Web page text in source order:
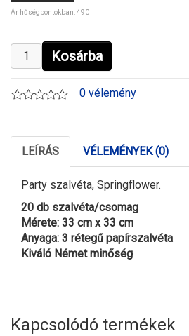
Ár hűségpontokban: 490
Kosárba
0 vélemény
LEÍRÁS VÉLEMÉNYEK (0)
Party szalvéta, Springflower.
20 db szalvéta/csomag
Mérete: 33 cm x 33 cm
Anyaga: 3 rétegű papírszalvéta
Kiváló Német minőség
Kapcsolódó termékek